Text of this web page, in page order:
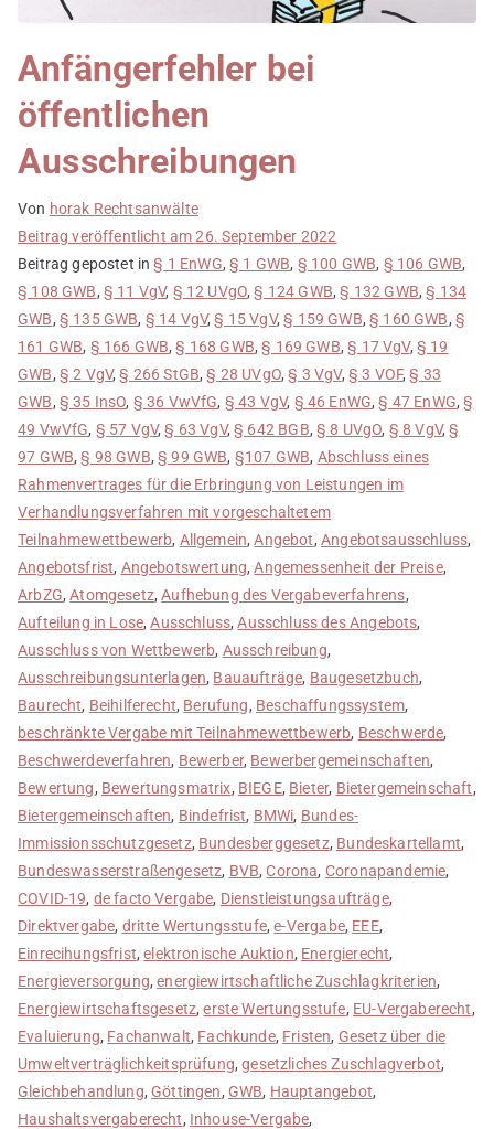
Anfängerfehler bei
öffentlichen
Ausschreibungen
Von horak Rechtsanwälte
Beitrag veröffentlicht am26. September 2022
Beitrag gepostet in§ 1 EnWG,§ 1 GWB, § 100 GWB, § 106 GWB,
§ 108 GWB, § 11 VgV, § 12 UVgO,§ 124 GWB,§ 132 GWB,§ 134
GWB, § 135 GWB, § 14 VgV,§ 15 VgV,§ 159 GWB,§ 160 GWB, §
161 GWB, § 166 GWB,§ 168 GWB,§ 169 GWB,§ 17 VgV, § 19
GWB, § 2 VgV,§ 266 StGB,§ 28 UVgO,§ 3 VgV, § 3 VOF,§ 33
GWB, § 35 InsO, § 36 VwVfG, § 43 VgV, § 46 EnWG,§ 47 EnWG,§
49 VwVfG, § 57 VgV,§ 63 VgV,§ 642 BGB,§ 8 UVgO, § 8 VgV,§
97 GWB,§ 98 GWB,§ 99 GWB, §107 GWB, Abschluss eines
Rahmenvertrages für die Erbringung von Leistungen im
Verhandlungsverfahren mit vorgeschaltetem
Teilnahmewettbewerb, Allgemein,Angebot, Angebotsausschluss,
Angebotsfrist, Angebotswertung,Angemessenheit der Preise,
ArbZG,Atomgesetz,Aufhebung des Vergabeverfahrens,
Aufteilung in Lose,Ausschluss,Ausschluss des Angebots,
Ausschluss von Wettbewerb, Ausschreibung,
Ausschreibungsunterlagen, Bauaufträge, Baugesetzbuch,
Baurecht, Beihilferecht, Berufung, Beschaffungssystem,
beschränkte Vergabe mit Teilnahmewettbewerb, Beschwerde,
Beschwerdeverfahren, Bewerber, Bewerbergemeinschaften,
Bewertung, Bewertungsmatrix, BIEGE, Bieter, Bietergemeinschaft,
Bietergemeinschaften, Bindefrist, BMWi, Bundes-
Immissionsschutzgesetz, Bundesberggesetz, Bundeskartellamt,
Bundeswasserstraßengesetz, BVB,Corona, Coronapandemie,
COVID-19, de facto Vergabe, Dienstleistungsaufträge,
Direktvergabe, dritte Wertungsstufe,e-Vergabe, EEE,
Einrecihungsfrist,elektronische Auktion, Energierecht,
Energieversorgung,energiewirtschaftliche Zuschlagkriterien,
Energiewirtschaftsgesetz,erste Wertungsstufe, EU-Vergaberecht,
Evaluierung, Fachanwalt, Fachkunde, Fristen, Gesetz über die
Umweltverträglichkeitsprüfung,gesetzliches Zuschlagverbot,
Gleichbehandlung, Göttingen, GWB, Hauptangebot,
Haushaltsvergaberecht, Inhouse-Vergabe,